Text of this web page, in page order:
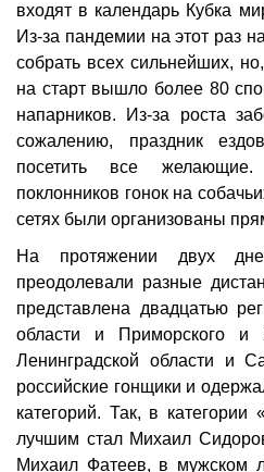
входят в календарь Кубка
Из-за пандемии на этот раз
собрать всех сильнейших,
на старт вышло более 80
напарников. Из-за роста
сожалению, праздник
посетить все
поклонников гонок на
сетях были организованы
На протяжении двух
преодолевали разные
представлена двадцатью
области и Приморского и
Ленинградской области и
российские гонщики и
категорий. Так, в категории
лучшим стал Михаил
Михаил Фатеев, в мужском